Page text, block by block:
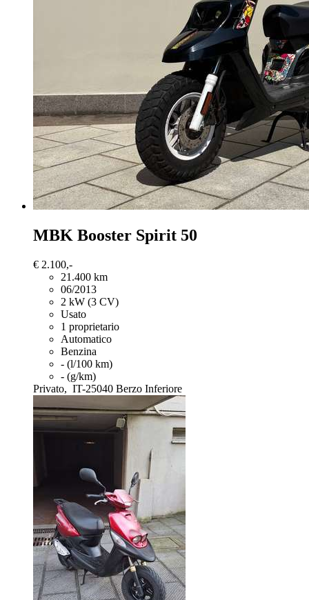
MBK Booster Spirit 50
€ 2.100,-
21.400 km
06/2013
2 kW (3 CV)
Usato
1 proprietario
Automatico
Benzina
- (l/100 km)
- (g/km)
Privato, IT-25040 Berzo Inferiore